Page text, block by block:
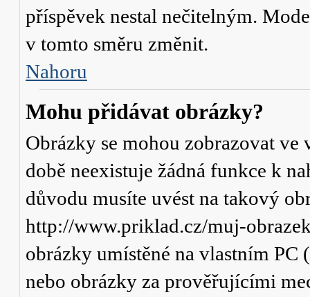
příspěvek nestal nečitelným.
v tomto směru změnit.
Nahoru
Mohu přidávat obrázky?
Obrázky se mohou zobrazovat
době neexistuje žádná funkce k
důvodu musíte uvést na takový
http://www.priklad.cz/muj-
obrázky umístěné na vlastním PC
nebo obrázky za prověřujícími